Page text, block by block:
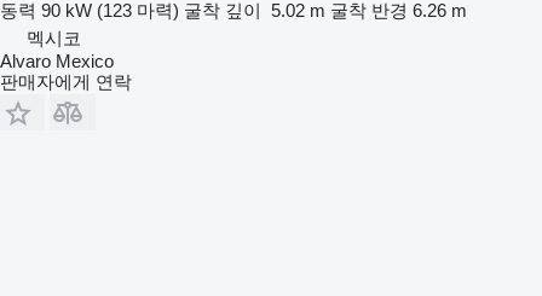
동력 90 kW (123 마력) 굴착 깊이 5.02 m 굴착 반경 6.26 m
멕시코
Alvaro Mexico
판매자에게 연락